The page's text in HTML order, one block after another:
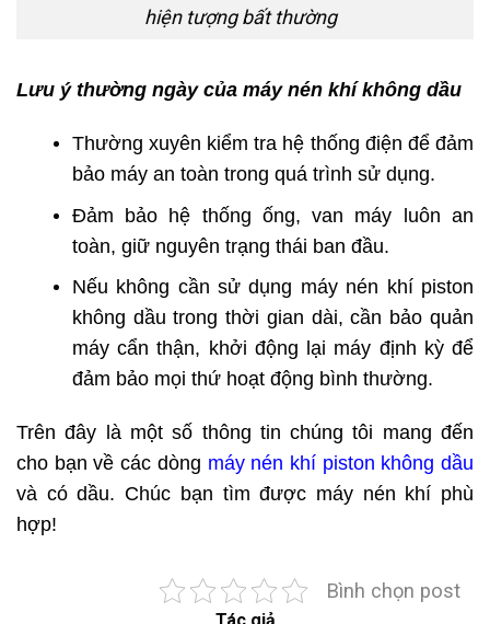
hiện tượng bất thường
Lưu ý thường ngày của máy nén khí không dầu
Thường xuyên kiểm tra hệ thống điện để đảm
bảo máy an toàn trong quá trình sử dụng.
Đảm bảo hệ thống ống, van máy luôn an
toàn, giữ nguyên trạng thái ban đầu.
Nếu không cần sử dụng máy nén khí piston
không dầu trong thời gian dài, cần bảo quản
máy cẩn thận, khởi động lại máy định kỳ để
đảm bảo mọi thứ hoạt động bình thường.
Trên đây là một số thông tin chúng tôi mang đến
cho bạn về các dòng máy nén khí piston không dầu
và có dầu. Chúc bạn tìm được máy nén khí phù
hợp!
Bình chọn post